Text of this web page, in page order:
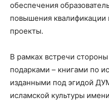
обеспечения
повышения квалификации
проекты.
В рамках встречи
подарками – книгами по
изданными под эгидой
исламской культуры